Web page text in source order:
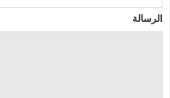
الرسالة